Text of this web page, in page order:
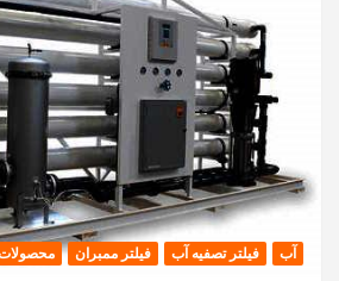
آب فیلتر تصفیه آب فیلتر ممبران